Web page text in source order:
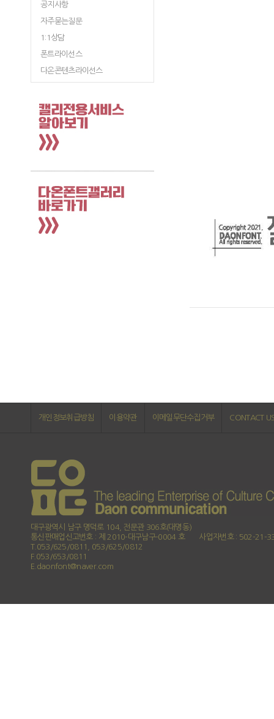
공지사항
자주묻는질문
1:1상담
폰트라이선스
다온콘텐츠라이선스
개인정보취급방침 이용약관 이메일무단수집거부 CONTACT
대구광역시 남구 명덕로 104, 전문관 306호(대명동)
통신판매업신고번호 : 제 2010-대구남구-0004 호
사업자번호 : 502-21-
T.053/625/0811, 053/625/0812
F.053/653/0811
E.daonfont@naver.com